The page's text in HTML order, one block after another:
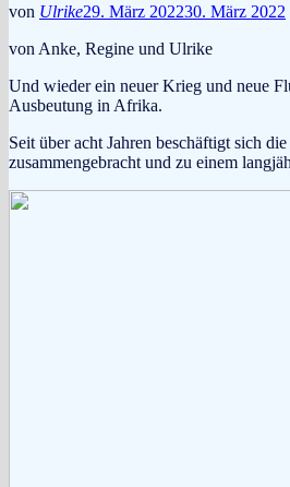
von Ulrike29. März 202230. März 2022
von Anke, Regine und Ulrike
Und wieder ein neuer Krieg und neue
Ausbeutung in Afrika.
Seit über acht Jahren beschäftigt sich
zusammengebracht und zu einem